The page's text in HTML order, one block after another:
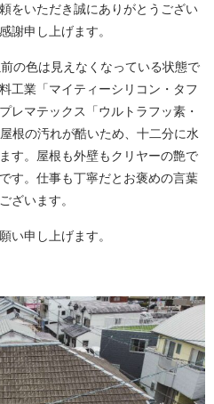
をいただき誠にありがとうござい
謝申し上げます。
の色は見えなくなっている状態で
工業「マイティーシリコン・タフ
レマテックス「ウルトラフッ素・
根の汚れが酷いため、十二分に水
す。屋根も外壁もクリヤーの艶で
す。仕事も丁寧だとお褒めの言葉
ざいます。
い申し上げます。